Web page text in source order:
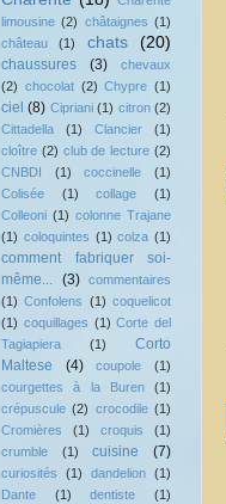
limousine (2) châtaignes (1)
château
(1) chats (20)
chaussures (3)
chevaux
(2) chocolat (2) Chypre (1)
ciel (8) Cipriani (1) citron (2)
Cittadella
(1) Clancier
(1)
cloître (2) club de lecture (2)
CNBDI
(1) coccinelle
(1)
Colisée
(1) collage
(1)
Colleoni (1) colonne Trajane
(1) coloquintes (1) colza (1)
comment fabriquer soi-
même... (3)
commentaires
(1) Confolens (1) coquelicot
(1) coquillages (1) Corte del
Tagiapiera
(1)
Corto
Maltese
(4) coupole
(1)
courgettes à la Buren
(1)
crépuscule (2) crocodile (1)
Cromières
(1) croquis
(1)
crumble
(1) cuisine (7)
curiosités (1) dandelion (1)
Dante
(1) dentiste
(1)